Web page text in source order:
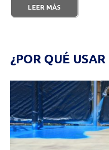
LEER MÁS
¿POR QUÉ